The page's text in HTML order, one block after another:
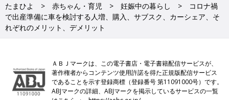
たまひよ 赤ちゃん・育児 妊娠中の暮らし
コロナ禍
で出産準備に車を検討する人増、購入、サブスク、カーシェア、そ
れぞれのメリット、デメリット
ＡＢＪマークは、この電子書店・電子書籍配信サービスが、
著作権者からコンテンツ使用許諾を得た正規版配信サービス
であることを示す登録商標（登録番号 第11091000号）です。
ABJマークの詳細、ABJマークを掲示しているサービスの一覧